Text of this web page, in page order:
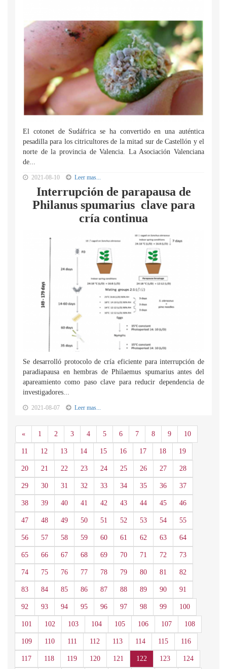
El cotonet de Sudáfrica se ha convertido en una auténtica
pesadilla para los citricultores de la mitad sur de Castellón y el
norte de la provincia de Valencia. La Asociación Valenciana
de...
2021-08-10 Leer mas...
Interrupción de parapausa de
Philanus spumarius clave para
cría continua
Se desarrolló protocolo de cría eficiente para interrupción de
paradiapausa en hembras de Philaemus spumarius antes del
apareamiento como paso clave para reducir dependencia de
investigadores...
2021-08-07 Leer mas...
«Anterior
1 2 3 4 5 6 7 8 9 10
11 12 13 14 15 16 17 18 19
20 21 22 23 24 25 26 27 28
29 30 31 32 33 34 35 36 37
38 39 40 41 42 43 44 45 46
47 48 49 50 51 52 53 54 55
56 57 58 59 60 61 62 63 64
65 66 67 68 69 70 71 72 73
74 75 76 77 78 79 80 81 82
83 84 85 86 87 88 89 90 91
92 93 94 95 96 97 98 99 100
101 102 103 104 105 106 107 108
109 110 111 112 113 114 115 116
117 118 119 120 121 122 123 124